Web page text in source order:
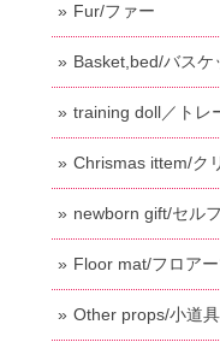
Fur/ファー
Basket,bed/バスケ
training doll／トレ
Chrismas ittem/ク
newborn gift/セル
Floor mat/フロアー
Other props/小道具